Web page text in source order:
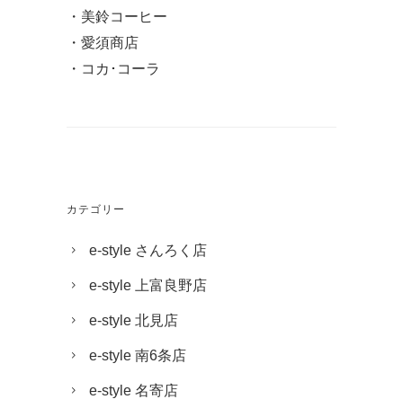
・美鈴コーヒー
・愛須商店
・コカ･コーラ
カテゴリー
e-style さんろく店
e-style 上富良野店
e-style 北見店
e-style 南6条店
e-style 名寄店